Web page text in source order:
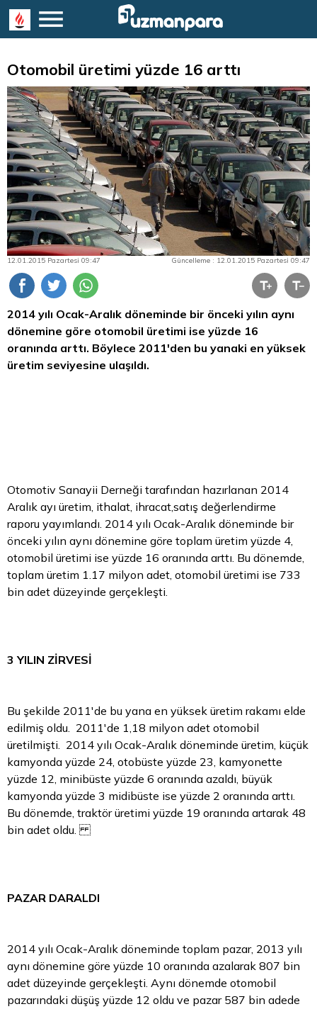
Otomobil üretimi yüzde 16 arttı
12.01.2015 Pazartesi 09:47 Güncelleme : 12.01.2015 Pazartesi 09:47
2014 yılı Ocak-Aralık döneminde bir önceki yılın aynı
dönemine göre otomobil üretimi ise yüzde 16
oranında arttı. Böylece 2011'den bu yanaki en yüksek
üretim seviyesine ulaşıldı.
Otomotiv Sanayii Derneği tarafından hazırlanan 2014
Aralık ayı üretim, ithalat, ihracat,satış değerlendirme
raporu yayımlandı. 2014 yılı Ocak-Aralık döneminde bir
önceki yılın aynı dönemine göre toplam üretim yüzde 4,
otomobil üretimi ise yüzde 16 oranında arttı. Bu dönemde,
toplam üretim 1.17 milyon adet, otomobil üretimi ise 733
bin adet düzeyinde gerçekleşti.
3 YILIN ZİRVESİ
Bu şekilde 2011'de bu yana en yüksek üretim rakamı elde
edilmiş oldu. 2011'de 1,18 milyon adet otomobil
üretilmişti. 2014 yılı Ocak-Aralık döneminde üretim, küçük
kamyonda yüzde 24, otobüste yüzde 23, kamyonette
yüzde 12, minibüste yüzde 6 oranında azaldı, büyük
kamyonda yüzde 3 midibüste ise yüzde 2 oranında arttı.
Bu dönemde, traktör üretimi yüzde 19 oranında artarak 48
bin adet oldu.
PAZAR DARALDI
2014 yılı Ocak-Aralık döneminde toplam pazar, 2013 yılı
aynı dönemine göre yüzde 10 oranında azalarak 807 bin
adet düzeyinde gerçekleşti. Aynı dönemde otomobil
pazarındaki düşüş yüzde 12 oldu ve pazar 587 bin adede